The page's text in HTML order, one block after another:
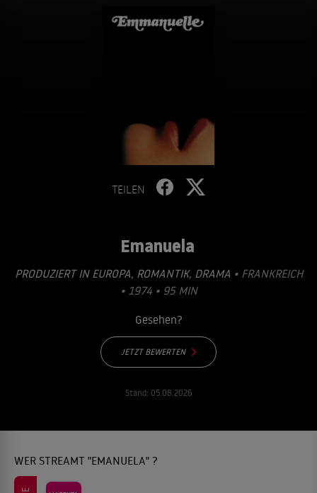
TEILEN
Emanuela
PRODUZIERT IN EUROPA, ROMANTIK, DRAMA • FRANKREICH
• 1974 • 95 MIN
Gesehen?
JETZT BEWERTEN
Stand: 05.08.2026
WER STREAMT "EMANUELA" ?